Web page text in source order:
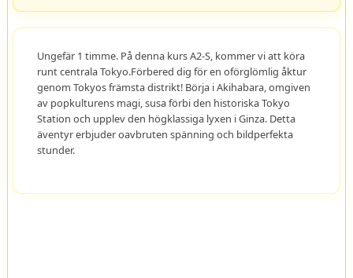
Ungefär 1 timme. På denna kurs A2-S, kommer vi att köra
runt centrala Tokyo.Förbered dig för en oförglömlig åktur
genom Tokyos främsta distrikt! Börja i Akihabara, omgiven
av popkulturens magi, susa förbi den historiska Tokyo
Station och upplev den högklassiga lyxen i Ginza. Detta
äventyr erbjuder oavbruten spänning och bildperfekta
stunder.